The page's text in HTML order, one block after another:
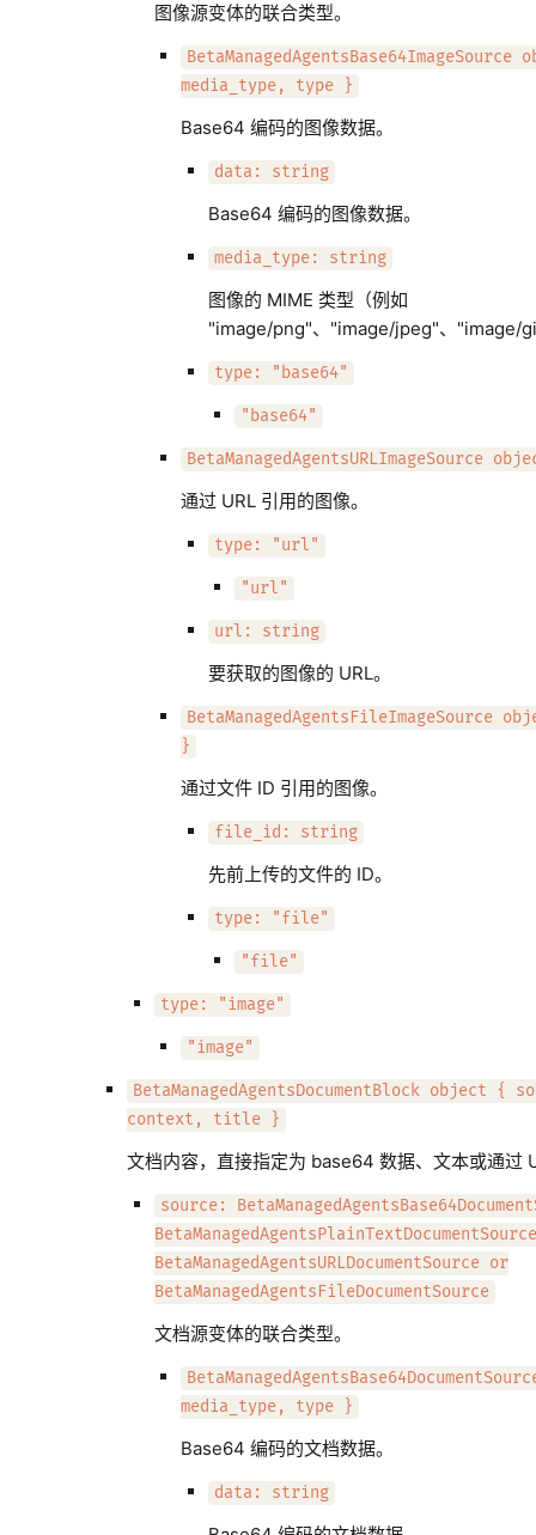
图像源变体的联合类型。
media_type, type }
Base64 编码的图像数据。
data: string
Base64 编码的图像数据。
media_type: string
图像的 MIME 类型（例如
"image/png"、"image/jpeg"、"image/
type: "base64"
"base64"
BetaManagedAgentsURLImageSource
通过 URL 引用的图像。
type: "url"
"url"
url: string
要获取的图像的 URL。
}
通过文件 ID 引用的图像。
file_id: string
先前上传的文件的 ID。
type: "file"
"file"
type: "image"
"image"
BetaManagedAgentsDocumentBlock object {
context, title }
文档内容，直接指定为 base64 数据、文本或通过
source:
BetaManagedAgentsURLDocumentSource or
BetaManagedAgentsFileDocumentSource
文档源变体的联合类型。
media_type, type }
Base64 编码的文档数据。
data: string